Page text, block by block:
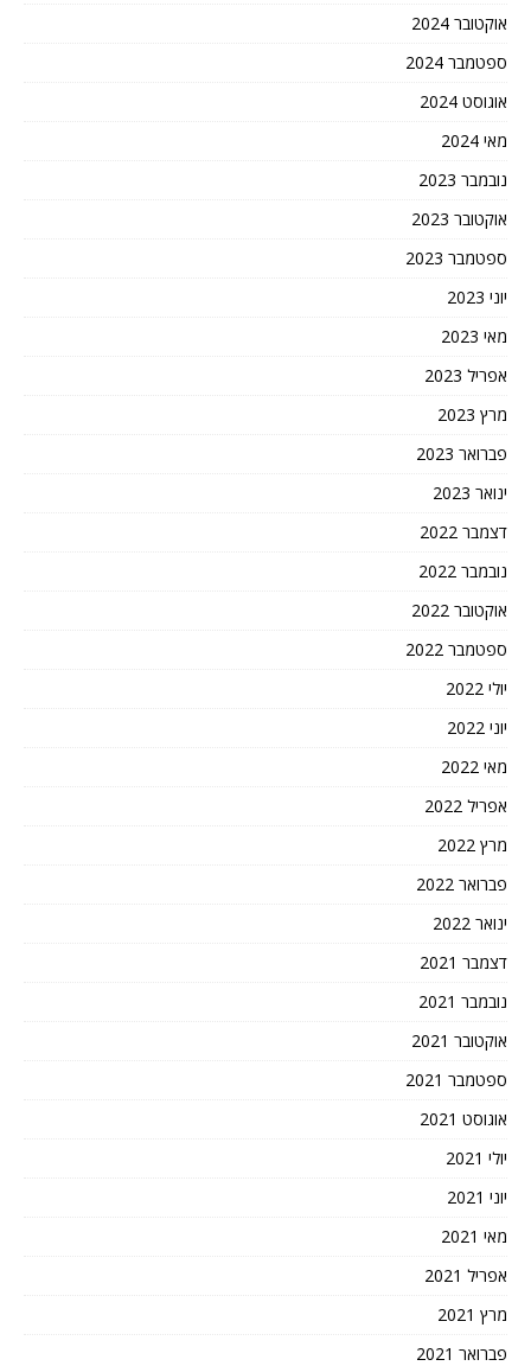
אוקטובר 2024
ספטמבר 2024
אוגוסט 2024
מאי 2024
נובמבר 2023
אוקטובר 2023
ספטמבר 2023
יוני 2023
מאי 2023
אפריל 2023
מרץ 2023
פברואר 2023
ינואר 2023
דצמבר 2022
נובמבר 2022
אוקטובר 2022
ספטמבר 2022
יולי 2022
יוני 2022
מאי 2022
אפריל 2022
מרץ 2022
פברואר 2022
ינואר 2022
דצמבר 2021
נובמבר 2021
אוקטובר 2021
ספטמבר 2021
אוגוסט 2021
יולי 2021
יוני 2021
מאי 2021
אפריל 2021
מרץ 2021
פברואר 2021